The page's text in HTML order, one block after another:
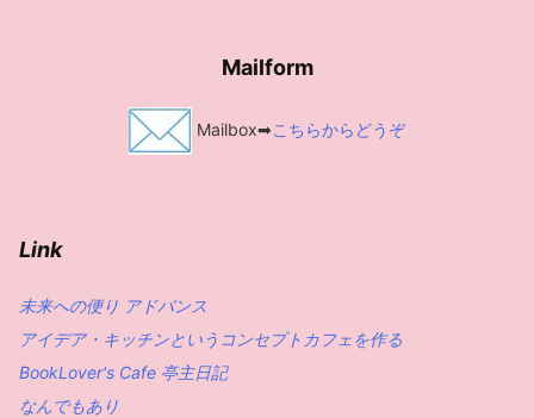
Mailform
Mailbox➡こちらからどうぞ
Link
未来への便り アドバンス
アイデア・キッチンというコンセプトカフェを作る
BookLover's Cafe 亭主日記
なんでもあり